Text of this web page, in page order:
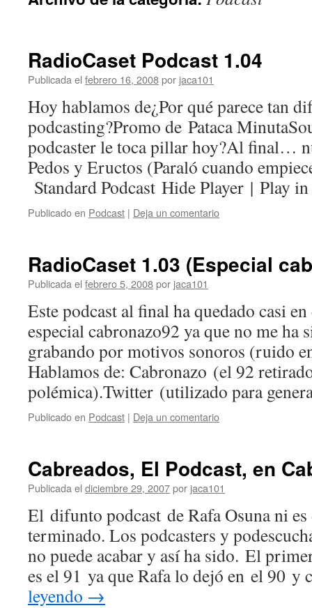
RadioCaset Podcast 1.04
Publicada el febrero 16, 2008por jaca101
Hoy hablamos de¿Por qué parece tan
podcasting?Promo de Pataca
podcaster le toca pillar hoy?Al final…
Pedos y Eructos (Paraló cuando
Standard Podcast Hide Player | Play
Publicado en Podcast | Deja un comentario
RadioCaset 1.03 (Especial
Publicada el febrero 5, 2008por jaca101
Este podcast al final ha quedado casi
especial cabronazo92 ya que no me ha
grabando por motivos sonoros (ruido
Hablamos de: Cabronazo (el 92
polémica).Twitter (utilizado para
Publicado en Podcast | Deja un comentario
Cabreados, El Podcast, en
Publicada el diciembre 29, 2007por jaca101
El difunto podcast de Rafa Osuna ni
terminado. Los podcasters y
no puede acabar y así­ ha sido. El
es el 91 ya que Rafa lo dejó en el 90
leyendo →